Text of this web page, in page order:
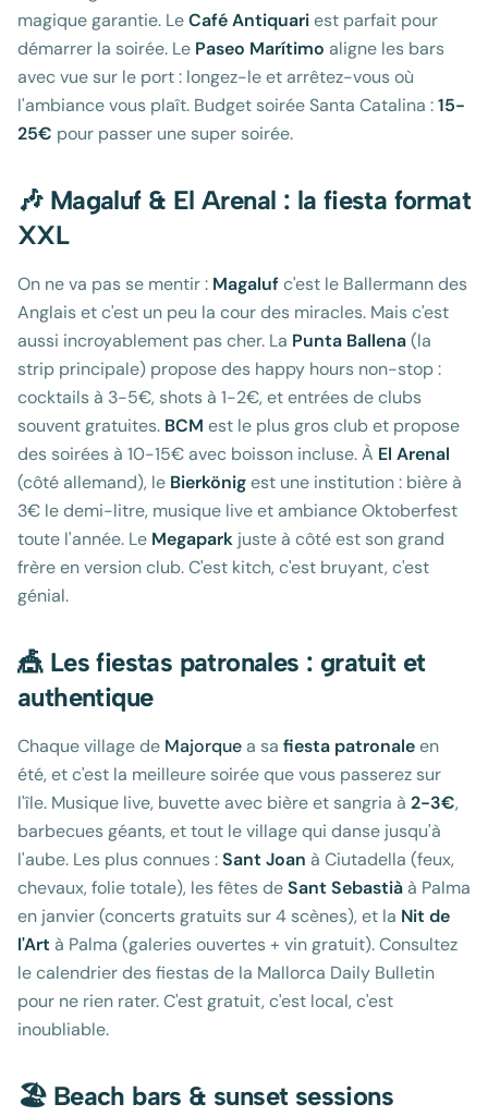
magique garantie. LeCafé Antiquariest parfait pour
démarrer la soirée. Le Paseo Marítimo aligne les bars
avec vue sur le port : longez-le et arrêtez-vous où
l'ambiance vous plaît. Budget soirée Santa Catalina :15-
25€ pour passer une super soirée.
🎶 Magaluf & El Arenal : la fiesta format
XXL
On ne va pas se mentir : Magalufc'est le Ballermann des
Anglais et c'est un peu la cour des miracles. Mais c'est
aussi incroyablement pas cher. La Punta Ballena(la
strip principale) propose des happy hours non-stop :
cocktails à 3-5€, shots à 1-2€, et entrées de clubs
souvent gratuites. BCM est le plus gros club et propose
des soirées à 10-15€ avec boisson incluse. À El Arenal
(côté allemand), le Bierkönigest une institution : bière à
3€ le demi-litre, musique live et ambiance Oktoberfest
toute l'année. Le Megapark juste à côté est son grand
frère en version club. C'est kitch, c'est bruyant, c'est
génial.
🎪 Les fiestas patronales : gratuit et
authentique
Chaque village de Majorquea sa fiesta patronaleen
été, et c'est la meilleure soirée que vous passerez sur
l'île. Musique live, buvette avec bière et sangria à 2-3€,
barbecues géants, et tout le village qui danse jusqu'à
l'aube. Les plus connues :Sant Joan à Ciutadella (feux,
chevaux, folie totale), les fêtes deSant Sebastiàà Palma
en janvier (concerts gratuits sur 4 scènes), et la Nit de
l'Art à Palma (galeries ouvertes + vin gratuit). Consultez
le calendrier des fiestas de la Mallorca Daily Bulletin
pour ne rien rater. C'est gratuit, c'est local, c'est
inoubliable.
🏖️ Beach bars & sunset sessions